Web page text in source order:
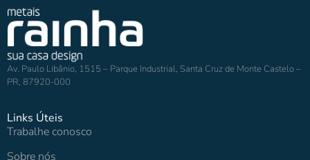
Av. Paulo Libânio, 1515 – Parque Industrial, Santa Cruz de Monte Castelo –
PR, 87920-000
Links Úteis
Trabalhe conosco
Sobre nós